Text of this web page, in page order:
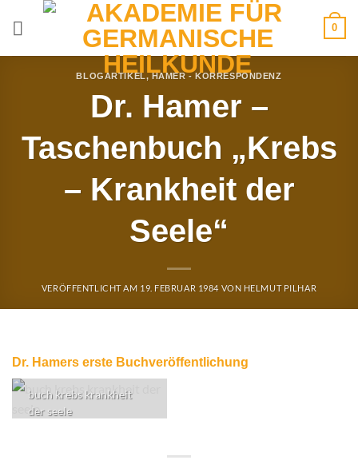
0
BLOGARTIKEL,HAMER - KORRESPONDENZ
Dr. Hamer –
Taschenbuch „Krebs
– Krankheit der
Seele“
VERÖFFENTLICHT AM 19. FEBRUAR 1984 VON HELMUT PILHAR
Dr. Hamers erste Buchveröffentlichung
buch krebs krankheit
der seele